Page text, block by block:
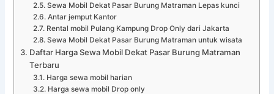
Sewa Mobil Dekat Pasar Burung Matraman Lepas kunci
Antar jemput Kantor
Rental mobil Pulang Kampung Drop Only dari Jakarta
Sewa Mobil Dekat Pasar Burung Matraman untuk wisata
Daftar Harga Sewa Mobil Dekat Pasar Burung Matraman
Terbaru
Harga sewa mobil harian
Harga sewa mobil Drop only